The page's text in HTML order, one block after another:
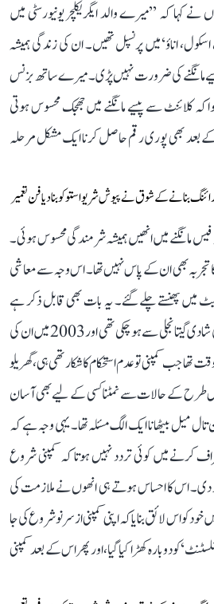
کہا کہ ’’میرے والد ایگریکلچر یونیورسٹی میں
اناؤ‘ میں پرنسپل تھیں۔ ان کی زندگی ہمیشہ
مانگنے کی ضرورت نہیں پڑی۔ میرے ساتھ بزنس
کہ کلائنٹ سے پیسے مانگنے میں جھجک محسوس ہوتی
بعد بھی پوری رقم حاصل کرنا ایک مشکل مرحلہ
مانگنے میں انھیں ہمیشہ شرمندگی محسوس ہوئی۔
تجربہ بھی ان کے پاس نہیں تھا۔ اس وجہ سے معاشی
میں پھنستے چلے گئے۔ یہ بات بھی قابل ذکر ہے
کہ 2001 میں پیوش شریواستو کی شادی گیتانجلی سے ہو چکی تھی اور 2003 میں ان کی
تھا جب کمپنی تو عدم استحکام کا شکار تھی ہی، گھریلو
طرح کے حالات سے نمٹنا کسی کے لیے بھی آسان
میل بیٹھانا ایک الگ مسئلہ تھا۔ یہی وجہ ہے کہ
کرنے میں کوئی تردد نہیں ہوتا کہ کمپنی شروع
اس کا احساس ہوتے ہی انھوں نے ملازمت کی
تقریباً 8 سالوں میں خود کو اس لائق بنایا کہ اپنی کمپنی از سر نو شروع کی جا
کنلسٹنٹ‘ کو دوبارہ کھڑا کیا گیا، اور پھر اس کے بعد کمپنی